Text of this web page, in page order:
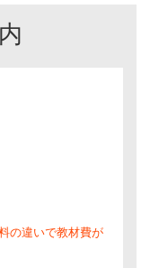
の違いで教材費が